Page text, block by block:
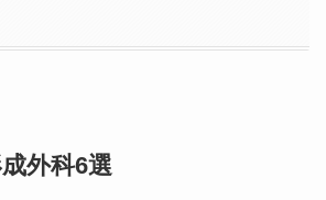
外科6選